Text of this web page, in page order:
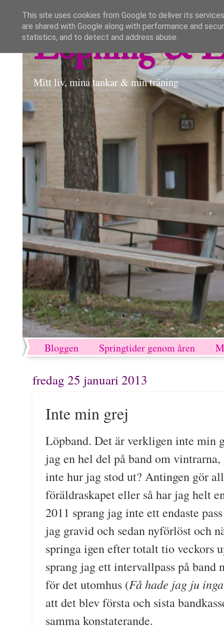
Löpning &
Mitt liv, mina tankar & min träning
Bloggen Springtider genom åren
fredag 25 januari 2013
Inte min grej
Löpband. Det är verkligen inte min
jag en hel del på band om
inte hur jag stod ut? Antingen gör
föräldraskapet eller så har jag helt
2011 sprang jag inte ett endaste
jag gravid och sedan nyförlöst och
springa igen efter totalt tio veckors
sprang jag ett intervallpass på band
för det utomhus (Få hade jag ju
att det blev första och sista
samma konstaterande.
This site uses cookies from Google to deliver its
are shared with Google along with performance and
statistics, and to detect and address abuse.